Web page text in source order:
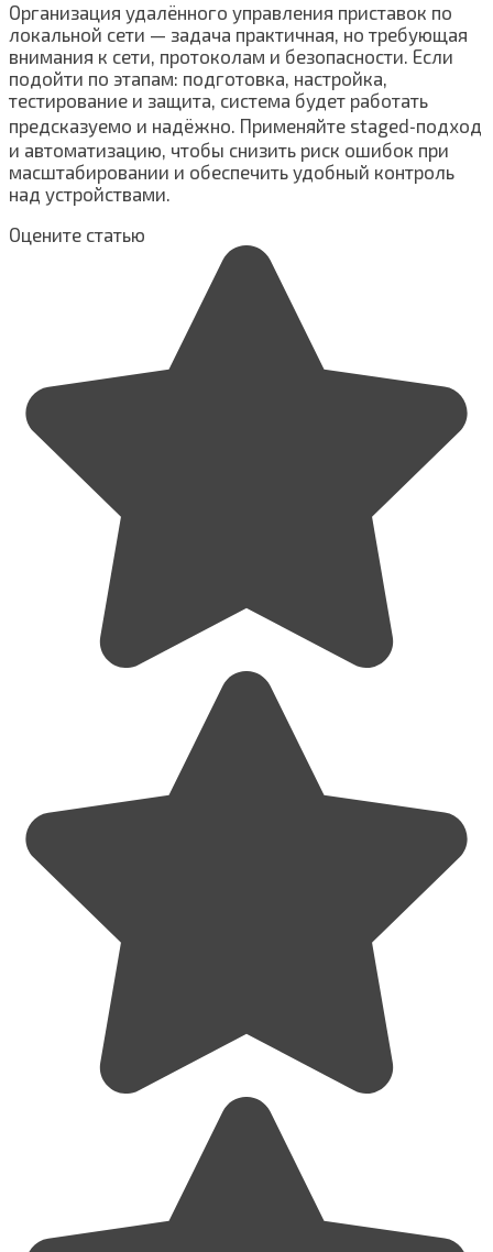
Организация удалённого управления приставок по
локальной сети — задача практичная, но требующая
внимания к сети, протоколам и безопасности. Если
подойти по этапам: подготовка, настройка,
тестирование и защита, система будет работать
предсказуемо и надёжно. Применяйте staged‑подход
и автоматизацию, чтобы снизить риск ошибок при
масштабировании и обеспечить удобный контроль
над устройствами.
Оцените статью